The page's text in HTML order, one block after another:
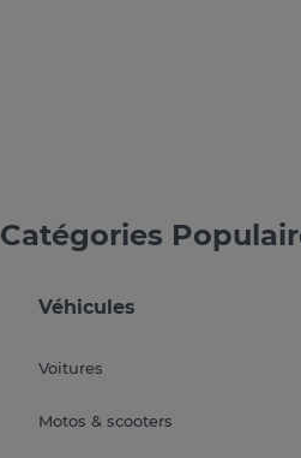
Catégories
Véhicules
Voitures
Motos & scooters